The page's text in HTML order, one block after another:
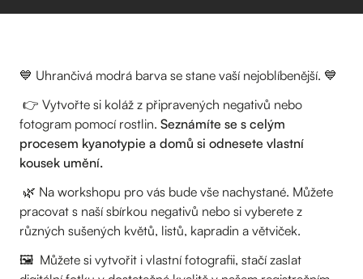
💙 Uhrančivá modrá barva se stane vaší nejoblíbenější. 💙
👉 Vytvořte si koláž z připravených negativů nebo
fotogram pomocí rostlin. Seznámíte se s celým
procesem kyanotypie a domů si odnesete vlastní
kousek umění.
🌿 Na workshopu pro vás bude vše nachystané. Můžete
pracovat s naší sbírkou negativů nebo si vyberete z
různých sušených květů, listů, kapradin a větviček.
🖼️ Můžete si vytvořit i vlastní fotografii, stačí zaslat